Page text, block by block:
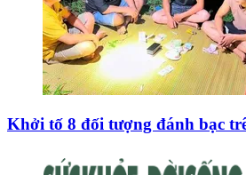
Khởi tố 8 đối tượng đánh bạc